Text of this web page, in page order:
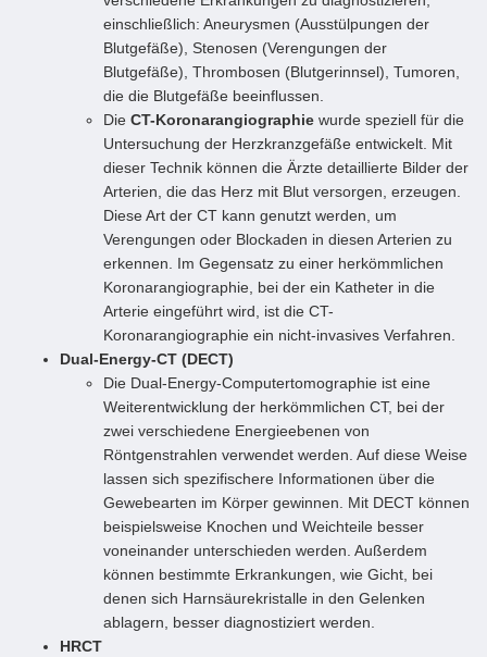
einschließlich: Aneurysmen (Ausstülpungen der
Blutgefäße), Stenosen (Verengungen der
Blutgefäße), Thrombosen (Blutgerinnsel), Tumoren,
die die Blutgefäße beeinflussen.
Die CT-Koronarangiographie wurde speziell für die
Untersuchung der Herzkranzgefäße entwickelt. Mit
dieser Technik können die Ärzte detaillierte Bilder der
Arterien, die das Herz mit Blut versorgen, erzeugen.
Diese Art der CT kann genutzt werden, um
Verengungen oder Blockaden in diesen Arterien zu
erkennen. Im Gegensatz zu einer herkömmlichen
Koronarangiographie, bei der ein Katheter in die
Arterie eingeführt wird, ist die CT-
Koronarangiographie ein nicht-invasives Verfahren.
Dual-Energy-CT (DECT)
Die Dual-Energy-Computertomographie ist eine
Weiterentwicklung der herkömmlichen CT, bei der
zwei verschiedene Energieebenen von
Röntgenstrahlen verwendet werden. Auf diese Weise
lassen sich spezifischere Informationen über die
Gewebearten im Körper gewinnen. Mit DECT können
beispielsweise Knochen und Weichteile besser
voneinander unterschieden werden. Außerdem
können bestimmte Erkrankungen, wie Gicht, bei
denen sich Harnsäurekristalle in den Gelenken
ablagern, besser diagnostiziert werden.
HRCT